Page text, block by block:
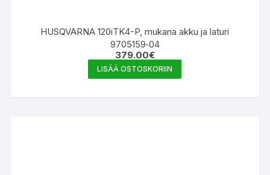
HUSQVARNA 120iTK4-P, mukana akku ja laturi
9705159‑04
379.00€
LISÄÄ OSTOSKORIIN